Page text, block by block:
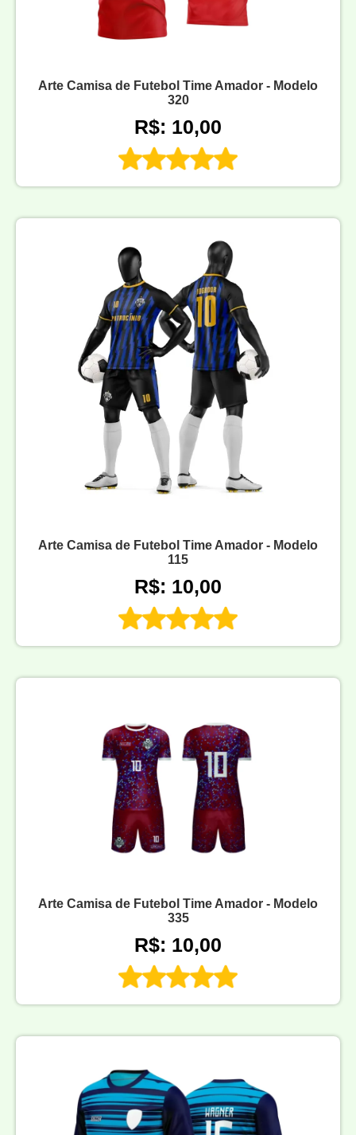
Arte Camisa de Futebol Time Amador - Modelo
320
R$: 10,00
Arte Camisa de Futebol Time Amador - Modelo
115
R$: 10,00
Arte Camisa de Futebol Time Amador - Modelo
335
R$: 10,00